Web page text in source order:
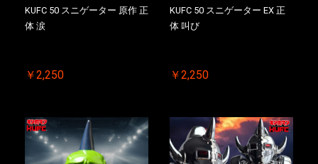
KUFC 50 スニゲーター 原作 正
体 涙
￥2,250
KUFC 50 スニゲーター EX 正
体 叫び
￥2,250